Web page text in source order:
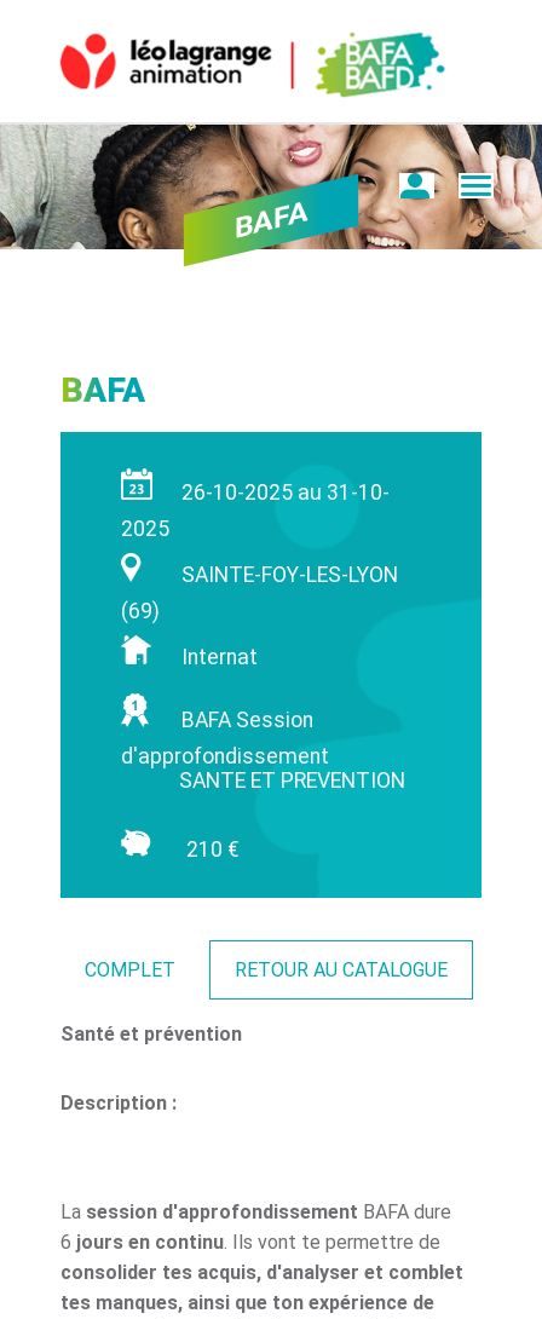
BAFA
BAFA
26-10-2025 au 31-10-
2025
SAINTE-FOY-LES-LYON
(69)
Internat
BAFA Session
d'approfondissement
SANTE ET PREVENTION
210 €
COMPLET RETOUR AU CATALOGUE
Santé et prévention
Description :
La session d'approfondissement BAFA dure
6 jours en continu . Ils vont te permettre de
consolider tes acquis, d'analyser et comblet
tes manques, ainsi que ton expérience de